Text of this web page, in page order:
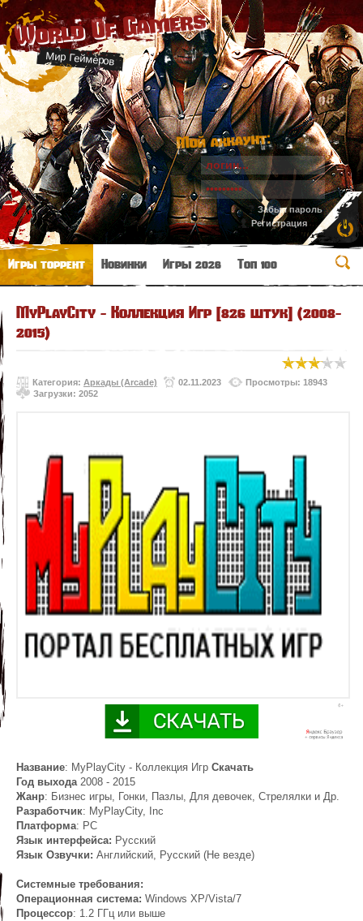
World Of Gamers
Мир Геймеров
Мой аккаунт:
Забыл пароль
Регистрация
Игры торрент Новинки Игры 2026 Топ 100
MyPlayCity - Коллекция Игр [826 штук] (2008-
2015)
Категория: Аркады (Arcade) 02.11.2023
Просмотры: 18943
Загрузки: 2052
Название: MyPlayCity - Коллекция Игр Скачать
Год выхода 2008 - 2015
Жанр: Бизнес игры, Гонки, Пазлы, Для девочек, Стрелялки и Др.
Разработчик: MyPlayCity, Inc
Платформа: PC
Язык интерфейса: Русский
Язык Озвучки: Английский, Русский (Не везде)
Системные требования:
Операционная система: Windows XP/Vista/7
Процессор: 1.2 ГГц или выше